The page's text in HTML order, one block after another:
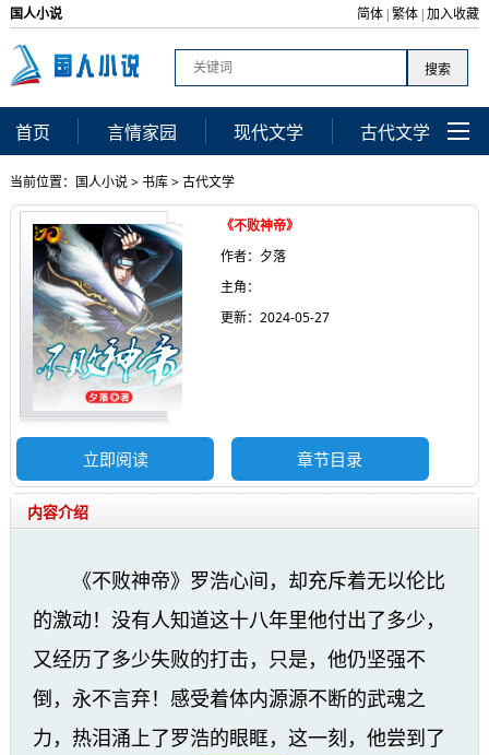
国人小说 简体 |繁体 |加入收藏
首页 言情家园 现代文学 古代文学
当前位置： 国人小说>书库>古代文学
《不败神帝》
作者：夕落
主角：
更新：2024-05-27
立即阅读 章节目录
内容介绍
《不败神帝》罗浩心间，却充斥着无以伦比
的激动！没有人知道这十八年里他付出了多少，
又经历了多少失败的打击，只是，他仍坚强不
倒，永不言弃！感受着体内源源不断的武魂之
力，热泪涌上了罗浩的眼眶，这一刻，他尝到了